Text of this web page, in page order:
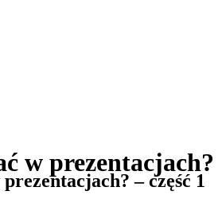
w prezentacjach?
– część 1